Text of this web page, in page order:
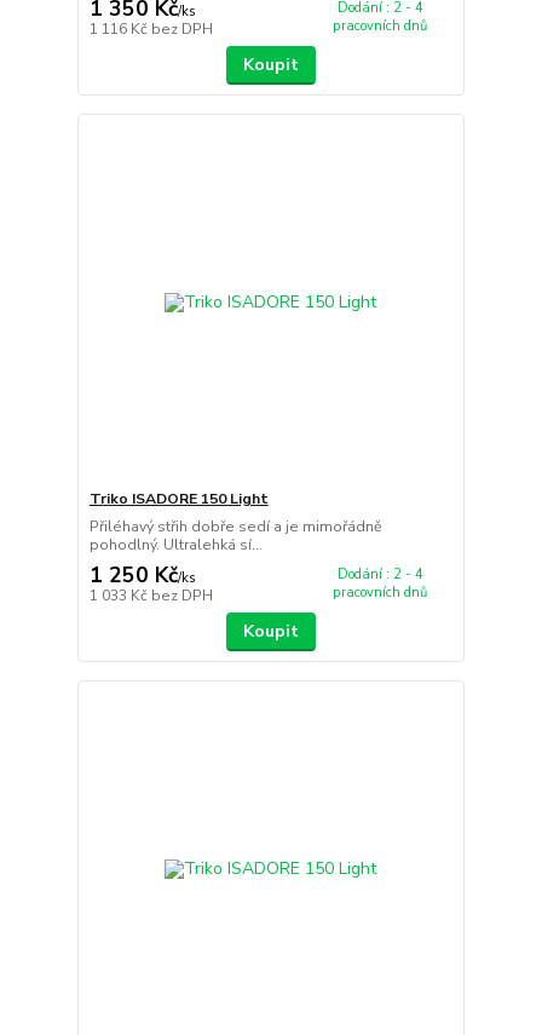
1 350 Kč/ks
1 116 Kč bez DPH
Dodání : 2 - 4
pracovních dnů
Koupit
Triko ISADORE 150 Light
Přiléhavý střih dobře sedí a je mimořádně
pohodlný. Ultralehká sí...
1 250 Kč/ks
1 033 Kč bez DPH
Dodání : 2 - 4
pracovních dnů
Koupit